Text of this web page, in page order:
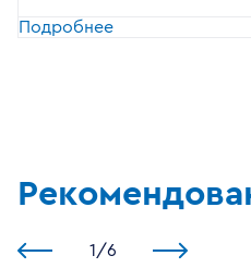
Подробнее
1 /6